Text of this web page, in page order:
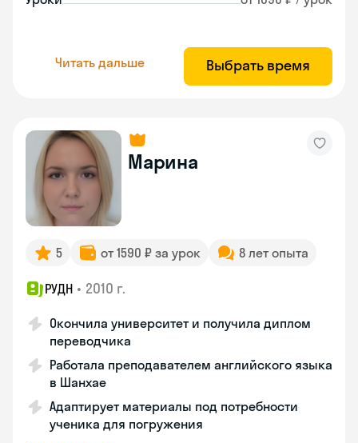
Читать дальше Выбрать время
Марина
5 от 1590 ₽ за урок 8 лет опыта
РУДН • 2010 г.
Окончила университет и получила диплом
переводчика
Работала преподавателем английского языка
в Шанхае
Адаптирует материалы под потребности
ученика для погружения